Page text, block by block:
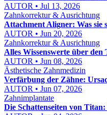
AUTOR • Jul 13, 2026
Zahnkorrektur & Ausrichtung
Attachment Aligner: Was sie
AUTOR • Jun 20, 2026
Zahnkorrektur & Ausrichtung
Alles Wissenswerte über
AUTOR • Jun 08, 2026
Ästhetische Zahnmedizin
Verfärbung der Zähne:
AUTOR • Jun 07, 2026
Zahnimplantate
Die Schattenseiten von